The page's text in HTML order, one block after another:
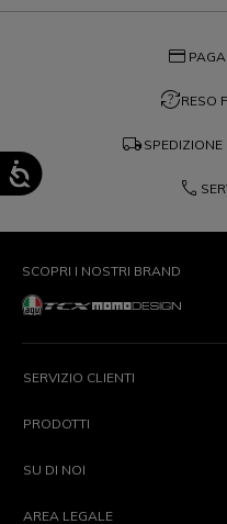
credit_card
question_exchangeRESO
local_shipping SPEDIZIONE
phone
SCOPRI I NOSTRI BRAND
SERVIZIO CLIENTI
PRODOTTI
SU DI NOI
AREA LEGALE